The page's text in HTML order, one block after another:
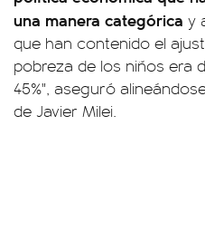
una manera categórica y
que han contenido el
pobreza de los niños era
45%", aseguró
de Javier Milei.